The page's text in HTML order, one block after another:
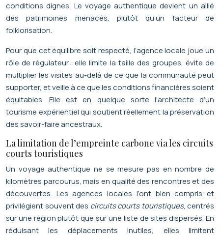
conditions dignes. Le voyage authentique devient un allié
des patrimoines menacés, plutôt qu’un facteur de
folklorisation.
Pour que cet équilibre soit respecté, l’agence locale joue un
rôle de régulateur : elle limite la taille des groupes, évite de
multiplier les visites au-delà de ce que la communauté peut
supporter, et veille à ce que les conditions financières soient
équitables. Elle est en quelque sorte l’architecte d’un
tourisme expérientiel qui soutient réellement la préservation
des savoir-faire ancestraux.
La limitation de l’empreinte carbone via les circuits
courts touristiques
Un voyage authentique ne se mesure pas en nombre de
kilomètres parcourus, mais en qualité des rencontres et des
découvertes. Les agences locales l’ont bien compris et
privilégient souvent des circuits courts touristiques, centrés
sur une région plutôt que sur une liste de sites dispersés. En
réduisant les déplacements inutiles, elles limitent